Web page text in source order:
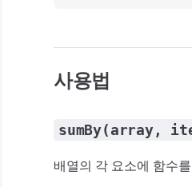
사용법
sumBy(array,
배열의 각 요소에 함수